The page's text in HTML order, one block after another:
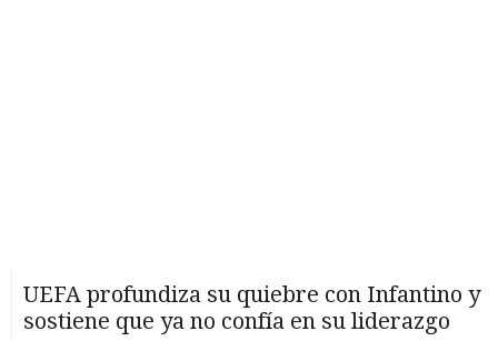
UEFA profundiza su quiebre con Infantino y
sostiene que ya no confía en su liderazgo